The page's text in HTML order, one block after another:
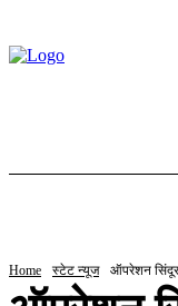
Home स्टेट न्यूज ऑपरेशन सिंदूर